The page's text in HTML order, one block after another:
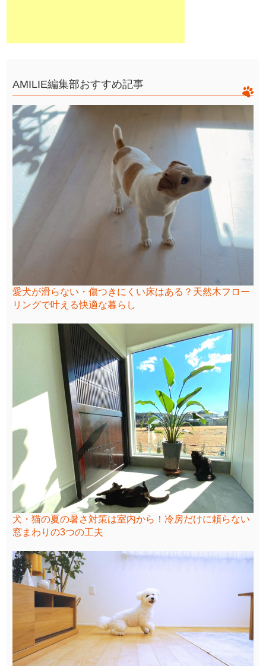
AMILIE編集部おすすめ記事
愛犬が滑らない・傷つきにくい床はある？天然木フロー
リングで叶える快適な暮らし
犬・猫の夏の暑さ対策は室内から！冷房だけに頼らない
窓まわりの3つの工夫